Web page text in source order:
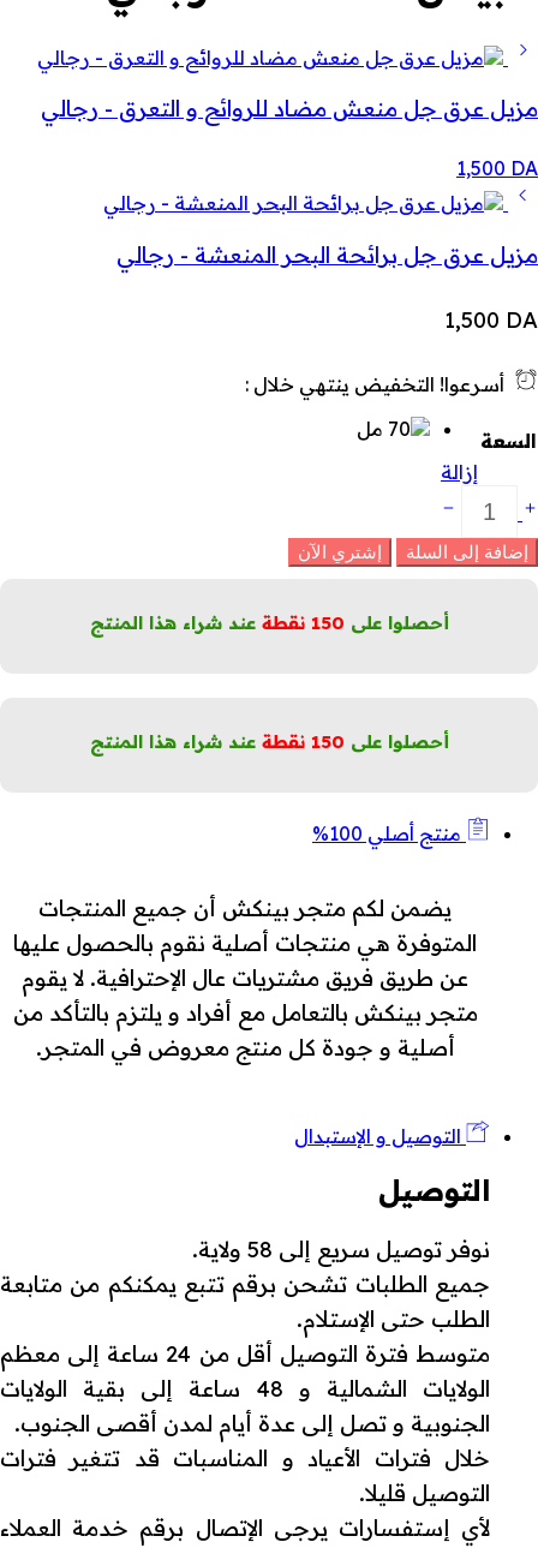
مزيل عرق جل منعش مضاد للروائح و التعرق - رجالي
1,500 DA
مزيل عرق جل برائحة البحر المنعشة - رجالي
1,500 DA
أسرعوا! التخفيض ينتهي خلال :
السعة
إزالة
عرق
جل
برائحة
إضافة إلى السلة إشتري الآن
أحصلوا على 150 نقطة عند شراء هذا المنتج
أحصلوا على 150 نقطة عند شراء هذا المنتج
منتج أصلي 100%
يضمن لكم متجر بينكش أن جميع المنتجات
المتوفرة هي منتجات أصلية نقوم بالحصول عليها
عن طريق فريق مشتريات عال الإحترافية. لا يقوم
متجر بينكش بالتعامل مع أفراد و يلتزم بالتأكد من
أصلية و جودة كل منتج معروض في المتجر.
التوصيل و الإستبدال
التوصيل
نوفر توصيل سريع إلى 58 ولاية.
جميع الطلبات تشحن برقم تتبع يمكنكم من متابعة
الطلب حتى الإستلام.
متوسط فترة التوصيل أقل من 24 ساعة إلى معظم
الولايات الشمالية و 48 ساعة إلى بقية الولايات
الجنوبية و تصل إلى عدة أيام لمدن أقصى الجنوب.
خلال فترات الأعياد و المناسبات قد تتغير فترات
التوصيل قليلا.
لأي إستفسارات يرجى الإتصال برقم خدمة العملاء